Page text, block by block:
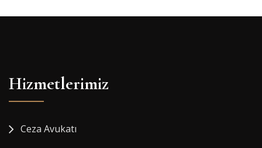
Hizmetlerimiz
Ceza Avukatı